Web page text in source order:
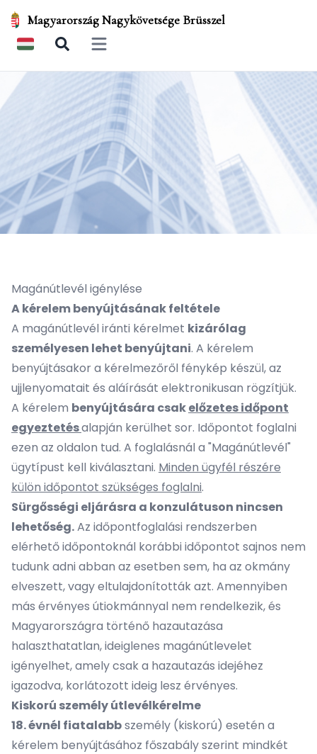
Magyarország Nagykövetsége Brüsszel
Open main menu
Magánútlevél igénylése
A kérelem benyújtásának feltétele
A magánútlevél iránti kérelmet kizárólag
személyesen lehet benyújtani. A kérelem
benyújtásakor a kérelmezőről fénykép készül, az
ujjlenyomatait és aláírását elektronikusan rögzítjük.
A kérelem benyújtására csakelőzetes időpont
egyeztetésalapján kerülhet sor. Időpontot foglalni
ezen az oldalon tud. A foglalásnál a "Magánútlevél"
ügytípust kell kiválasztani. Minden ügyfél részére
külön időpontot szükséges foglalni.
Sürgősségi eljárásra a konzulátuson nincsen
lehetőség.Az időpontfoglalási rendszerben
elérhető időpontoknál korábbi időpontot sajnos nem
tudunk adni abban az esetben sem, ha az okmány
elveszett, vagy eltulajdonították azt. Amennyiben
más érvényes útiokmánnyal nem rendelkezik, és
Magyarországra történő hazautazása
halaszthatatlan, ideiglenes magánútlevelet
igényelhet, amely csak a hazautazás idejéhez
igazodva, korlátozott ideig lesz érvényes.
Kiskorú személy útlevélkérelme
18. évnél fiatalabbszemély (kiskorú) esetén a
kérelem benyújtásához főszabály szerint mindkét